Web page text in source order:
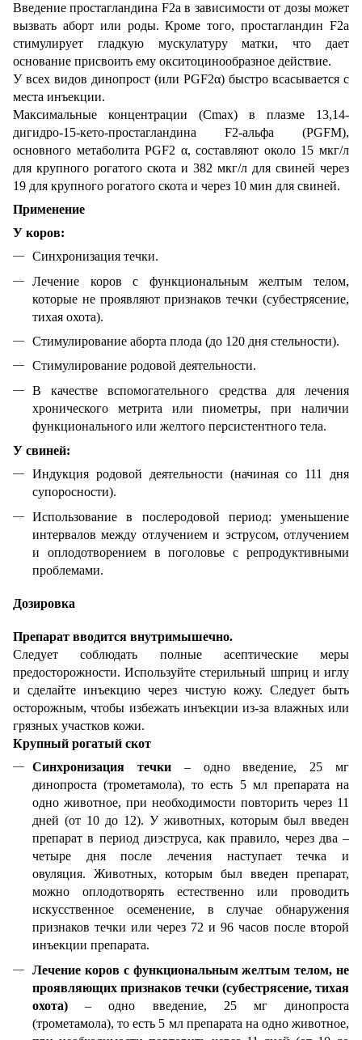
Введение простагландина F2a в зависимости от дозы может
вызвать аборт или роды. Кроме того, простагландин F2a
стимулирует гладкую мускулатуру матки, что дает
основание присвоить ему окситоцинообразное действие.
У всех видов динопрост (или PGF2α) быстро всасывается с
места инъекции.
Максимальные концентрации (Cmax) в плазме 13,14-
дигидро-15-кето-простагландина F2-альфа (PGFM),
основного метаболита PGF2 α, составляют около 15 мкг/л
для крупного рогатого скота и 382 мкг/л для свиней через
19 для крупного рогатого скота и через 10 мин для свиней.
Применение
У коров:
Синхронизация течки.
Лечение коров с функциональным желтым телом,
которые не проявляют признаков течки (субестрясение,
тихая охота).
Стимулирование аборта плода (до 120 дня стельности).
Стимулирование родовой деятельности.
В качестве вспомогательного средства для лечения
хронического метрита или пиометры, при наличии
функционального или желтого персистентного тела.
У свиней:
Индукция родовой деятельности (начиная со 111 дня
супоросности).
Использование в послеродовой период: уменьшение
интервалов между отлучением и эструсом, отлучением
и оплодотворением в поголовье с репродуктивными
проблемами.
Дозировка
Препарат вводится внутримышечно.
Следует соблюдать полные асептические меры
предосторожности. Используйте стерильный шприц и иглу
и сделайте инъекцию через чистую кожу. Следует быть
осторожным, чтобы избежать инъекции из-за влажных или
грязных участков кожи.
Крупный рогатый скот
Синхронизация течки– одно введение, 25 мг
динопроста (трометамола), то есть 5 мл препарата на
одно животное, при необходимости повторить через 11
дней (от 10 до 12). У животных, которым был введен
препарат в период диэструса, как правило, через два –
четыре дня после лечения наступает течка и
овуляция. Животных, которым был введен препарат,
можно оплодотворять естественно или проводить
искусственное осеменение, в случае обнаружения
признаков течки или через 72 и 96 часов после второй
инъекции препарата.
Лечение коров с функциональным желтым телом, не
проявляющих признаков течки (субестрясение, тихая
охота) – одно введение, 25 мг динопроста
(трометамола), то есть 5 мл препарата на одно животное,